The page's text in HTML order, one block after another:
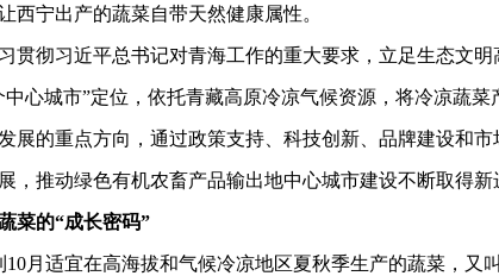
西宁出产的蔬菜自带天然健康属性。
彻习近平总书记对青海工作的重大要求，立足生态文明
心城市”定位，依托青藏高原冷凉气候资源，将冷凉蔬
展的重点方向，通过政策支持、科技创新、品牌建设和
，推动绿色有机农畜产品输出地中心城市建设不断取得新
的“成长密码”
适宜在高海拔和气候冷凉地区夏秋季生产的蔬菜，又